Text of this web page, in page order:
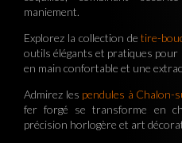
maniement.
Explorez la collection detire-
outils élégants et pratiques
en main confortable et une
Admirez les pendules à Chalon-
fer forgé se transforme en
précision horlogère et art